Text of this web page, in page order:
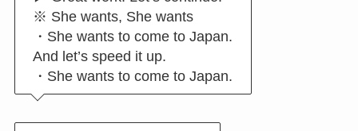
※ She wants, She wants
・She wants to come to Japan.
And let’s speed it up.
・She wants to come to Japan.